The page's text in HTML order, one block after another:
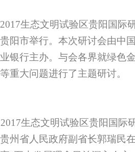
2017生态文明试验区贵阳国
贵阳市举行。本次研讨会由中
业银行主办。与会各界就绿色
等重大问题进行了主题研讨。
2017生态文明试验区贵阳国
贵州省人民政府副省长郭瑞民